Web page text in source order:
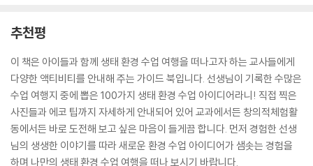
〈60〉 석고 붕대를 활용해 ‘지구를 안고 있는 손’을 만들어요
〈61〉 스토리가 담긴 에코백을 만들어요
〈62〉 지구를 지키는 글자를 합쳐 대형 한반도 지도를 만들어요
〈63〉 루빅큐브를 맞추며 나만의 환경 이야기를 만들어요
〈64〉 정크 아트로 멸종 위기 동물을 만들어요
〈65〉 도장을 찾아 지구 지킴이가 되어요
〈66〉 양말목으로 물건을 만들고 원주를 구해요
〈67〉 종이컵을 재활용해 사람이 누울 수 있는 침대를 만들어요
〈68〉 대한민국 지도, 세계 지도 돌리고 뒤집으며 바다 오염에 대해 알아봐
구 온난화라는 낱말은 책에 나오지 않지만 그림과 이야기를 통해 지구 온
내용을 이야기하면서 지구 온난화에 대해 아이들에게 생각거리들을 던져
줍니다. 책의 마지막 부분에는 코끼리가 앞으로 어떻게 해야 할지 고민하
는 장면이 나옵니다. 작가는 아무런 이야기도 하지 않고 그림으로 코끼리
의 뒷모습만을 보여주면서 독자 스스로 앞으로 어떤 일이 일어날지 상상해
볼 수 있도록 합니다.
---「그림책 『남극 코끼리』를 읽고 일어난 일과 일어날 일에 대해 상상해
육 활동을 진행해 왔으며 이러한 경험을 바탕으로 쌓인 에피소드를 이 책
한 권에 녹여내고자 했다. 현장에 있는 많은 교사와 환경 강사들은 이 책의
각 주제별 에피소드들과 활동들을 활용하여 선택 및 교양 교과로서의 환경
교육뿐 아니라 여러 교과에서의 환경 교육을 실시할 수 있으며, 교과 외의
환경 교육 활동인 창의적 체험 활동 등에서도 다양한 방식으로 환경 교육
을 실시할 수 있을 것이다.
2022 개정 교육과정 반영, 생태 전환 교육 및 ESD 환경 교육 중심의 수업
추천평
이 책은 아이들과 함께 생태 환경 수업 여행을 떠나고자 하는 교사들에게
다양한 액티비티를 안내해 주는 가이드 북입니다. 선생님이 기록한 수많은
수업 여행지 중에 뽑은 100가지 생태 환경 수업 아이디어라니! 직접 찍은
사진들과 에코 팁까지 자세하게 안내되어 있어 교과에서든 창의적체험활
동에서든 바로 도전해 보고 싶은 마음이 들게끔 합니다. 먼저 경험한 선생
님의 생생한 이야기를 따라 새로운 환경 수업 아이디어가 샘솟는 경험을
하며 나만의 생태 환경 수업 여행을 떠나 보시기 바랍니다.